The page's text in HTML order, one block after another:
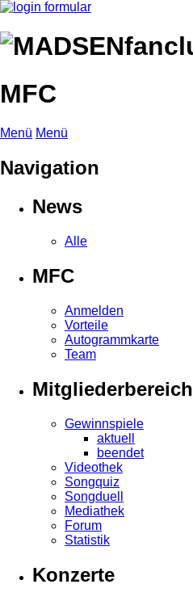
MFC
Menü Menü
Navigation
News
Alle
MFC
Anmelden
Vorteile
Autogrammkarte
Team
Mitgliederbereich
Gewinnspiele
aktuell
beendet
Videothek
Songquiz
Songduell
Mediathek
Forum
Statistik
Konzerte